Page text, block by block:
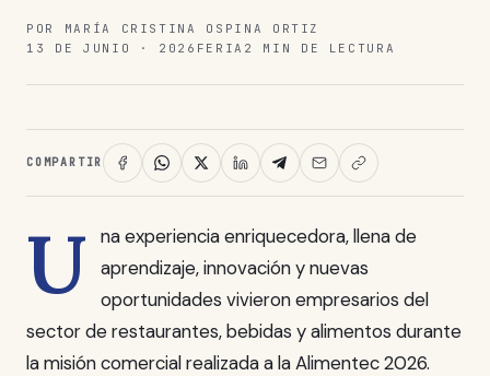
POR MARÍA CRISTINA OSPINA ORTIZ
13 DE JUNIO · 2026 FERIA 2 MIN DE LECTURA
COMPARTIR
U
na experiencia enriquecedora, llena de
aprendizaje, innovación y nuevas
oportunidades vivieron empresarios del
sector de restaurantes, bebidas y alimentos durante
la misión comercial realizada a la Alimentec 2026.